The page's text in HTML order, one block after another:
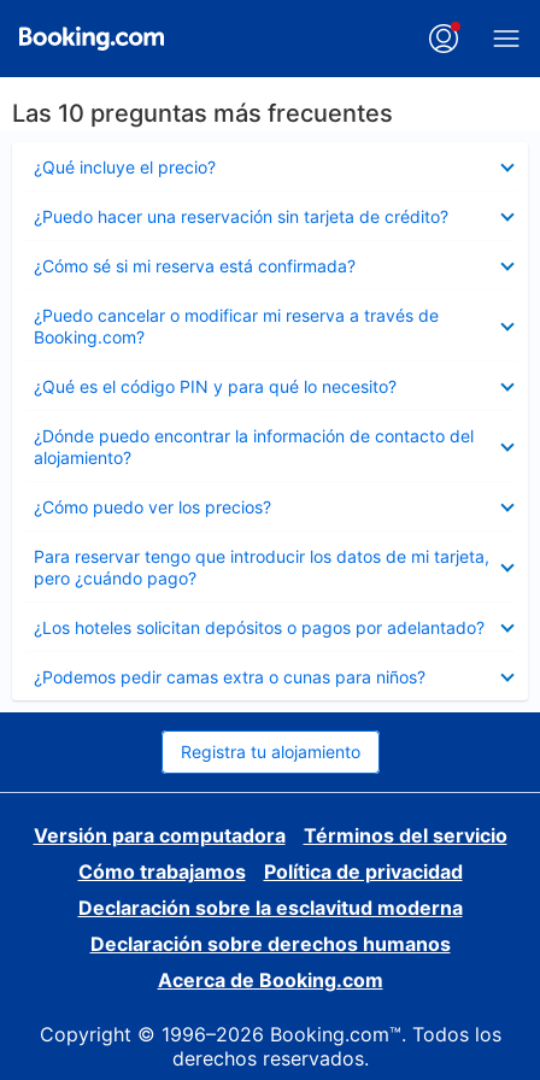
Las 10 preguntas más frecuentes
¿Qué incluye el precio?
cerrado
¿Puedo hacer una reservación sin tarjeta de crédito?
cerrado
¿Cómo sé si mi reserva está confirmada?
cerrado
¿Puedo cancelar o modificar mi reserva a través de
Booking.com?
cerrado
¿Qué es el código PIN y para qué lo necesito?
cerrado
¿Dónde puedo encontrar la información de contacto del
alojamiento?
cerrado
¿Cómo puedo ver los precios?
cerrado
Para reservar tengo que introducir los datos de mi tarjeta,
pero ¿cuándo pago?
cerrado
¿Los hoteles solicitan depósitos o pagos por adelantado?
cerrado
¿Podemos pedir camas extra o cunas para niños?
cerrado
Registra tu alojamiento
Versión para computadora
Términos del servicio
Cómo trabajamos
Política de privacidad
Declaración sobre la esclavitud moderna
Declaración sobre derechos humanos
Acerca de Booking.com
Copyright © 1996–2026 Booking.com™. Todos los
derechos reservados.